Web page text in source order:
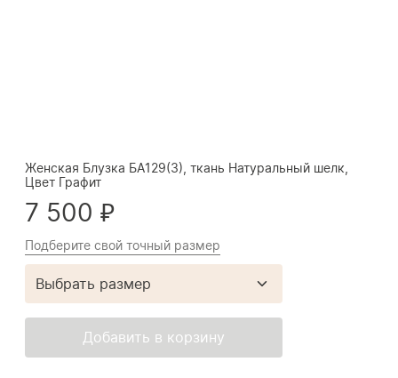
Женская Блузка БА129(3), ткань Натуральный шелк,
Цвет Графит
7 500 ₽
Подберите свой точный размер
Выбрать размер
Добавить в корзину